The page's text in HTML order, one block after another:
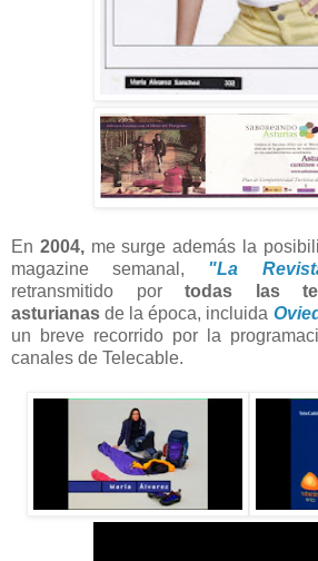
En 2004,me surge además la
magazine semanal, "La
retransmitido portodas las
asturianasde la época, incluida
un breve recorrido por la
canales de Telecable.